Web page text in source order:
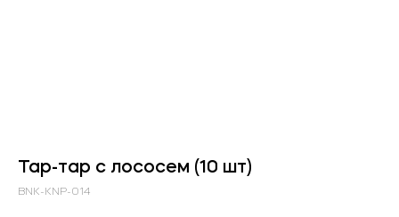
Тар-тар с лососем (10 шт)
BNK-KNP-014